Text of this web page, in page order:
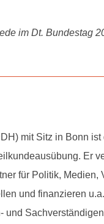
im Dt. Bundestag
mit Sitz in Bonn
Er
für Politik, Medien,
und finanzieren